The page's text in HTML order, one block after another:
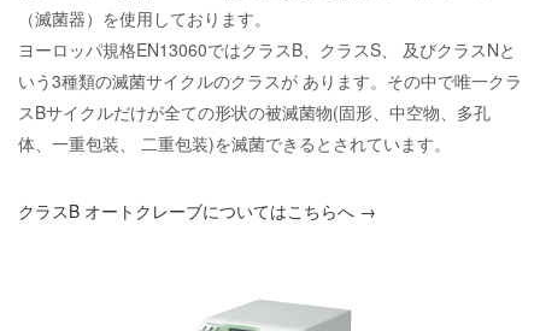
（滅菌器）を使用しております。
ヨーロッパ規格EN13060ではクラスB、クラスS、 及びクラスNと
いう3種類の滅菌サイクルのクラスが あります。その中で唯一クラ
スBサイクルだけが全ての形状の被滅菌物(固形、中空物、多孔
体、一重包装、 二重包装)を滅菌できるとされています。
クラスB オートクレーブについてはこちらへ →